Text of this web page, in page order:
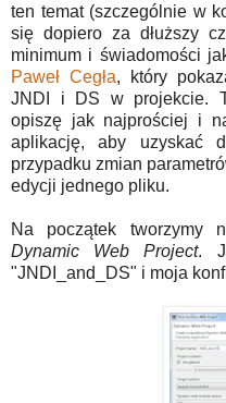
ten temat (szczególnie w
się dopiero za dłuższy
minimum i świadomości
Paweł Cegła, który
JNDI i DS w projekcie.
opiszę jak najprościej i
aplikację, aby uzyskać
przypadku zmian
edycji jednego pliku.
Na początek tworzymy
Dynamic Web Project.
"JNDI_and_DS" i moja